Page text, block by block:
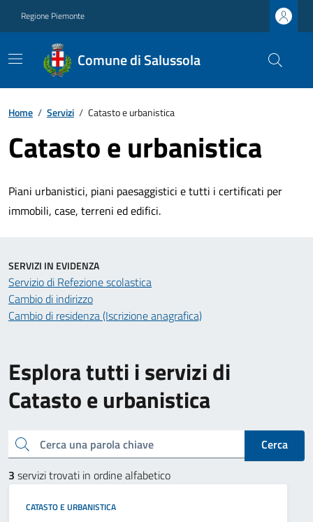
Regione Piemonte
Comune di Salussola
Home / Servizi / Catasto e urbanistica
Catasto e urbanistica
Piani urbanistici, piani paesaggistici e tutti i certificati per
immobili, case, terreni ed edifici.
Esplora tutti i servizi di
Catasto e urbanistica
Cerca una parola chiave
Cerca
3 servizi trovati in ordine alfabetico
CATASTO E URBANISTICA
SERVIZI IN EVIDENZA
Servizio di Refezione scolastica
Cambio di indirizzo
Cambio di residenza (Iscrizione anagrafica)